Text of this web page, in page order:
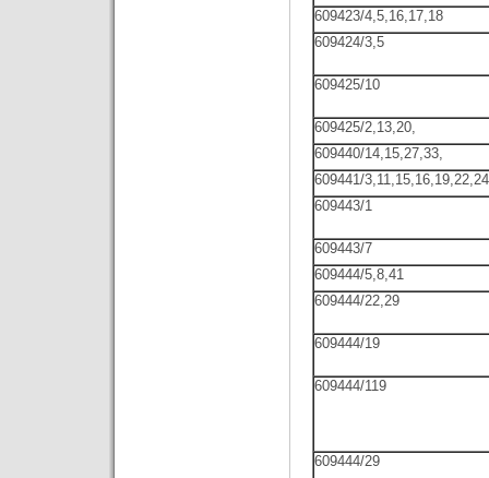
609423/4,5,16,17,18
609424/3,5
609425/10
609425/2,13,20,
609440/14,15,27,33,
609441/
609443/1
609443/7
609444/5,8,41
609444/22,29
609444/19
609444/119
609444/29